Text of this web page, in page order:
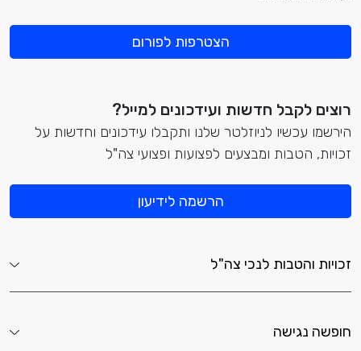
הצטרפות לפורום
רוצים לקבל חדשות ועידכונים למייל?
הירשמו עכשיו לניוזלטר שלנו ותקבלו עידכונים וחדשות על
זכויות, הטבות ומבצעים לפצועות ופצועי צה"ל
הרשמה לידיעון
זכויות והטבות לנכי צה"ל
חופשה נגישה